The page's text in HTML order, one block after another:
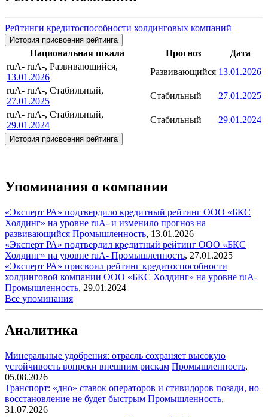
Рейтинги кредитоспособности холдинговых компаний
История присвоения рейтинга
Национальная шкала Прогноз
Дата
ruA- ruA-, Развивающийся,
13.01.2026
Развивающийся 13.01.2026
ruA- ruA-, Стабильный,
27.01.2025
Стабильный
27.01.2025
ruA- ruA-, Стабильный,
29.01.2024
Стабильный 29.01.2024
История присвоения рейтинга
Упоминания о компании
«Эксперт РА» подтвердило кредитный рейтинг ООО «БКС
Холдинг» на уровне ruA- и изменило прогноз на
развивающийся Промышленность, 13.01.2026
«Эксперт РА» подтвердил кредитный рейтинг ООО «БКС
Холдинг» на уровне ruA- Промышленность, 27.01.2025
«Эксперт РА» присвоил рейтинг кредитоспособности
холдинговой компании ООО «БКС Холдинг» на уровне ruA-
Промышленность, 29.01.2024
Все упоминания
Аналитика
Минеральные удобрения: отрасль сохраняет высокую
устойчивость вопреки внешним рискам Промышленность,
05.08.2026
Транспорт: «дно» ставок операторов и стивидоров позади, но
восстановление не будет быстрым Промышленность,
31.07.2026